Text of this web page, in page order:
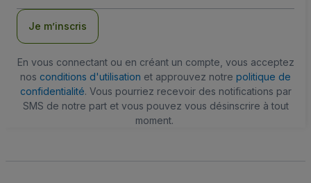
Je m’inscris
En vous connectant ou en créant un compte, vous acceptez
nos conditions d'utilisation et approuvez notre politique de
confidentialité. Vous pourriez recevoir des notifications par
SMS de notre part et vous pouvez vous désinscrire à tout
moment.